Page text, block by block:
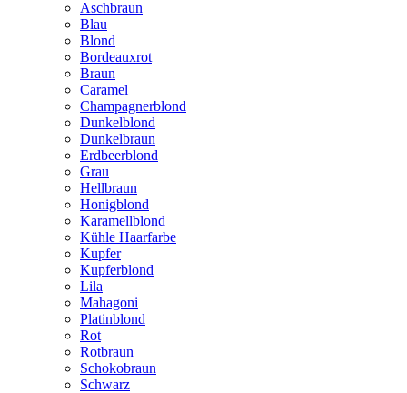
Aschbraun
Blau
Blond
Bordeauxrot
Braun
Caramel
Champagnerblond
Dunkelblond
Dunkelbraun
Erdbeerblond
Grau
Hellbraun
Honigblond
Karamellblond
Kühle Haarfarbe
Kupfer
Kupferblond
Lila
Mahagoni
Platinblond
Rot
Rotbraun
Schokobraun
Schwarz